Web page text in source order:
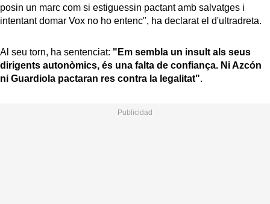
posin un marc com si estiguessin pactant amb salvatges i
intentant domar Vox no ho entenc", ha declarat el d'ultradreta.
Al seu torn, ha sentenciat: "Em sembla un insult als seus
dirigents autonòmics, és una falta de confiança. Ni Azcón
ni Guardiola pactaran res contra la legalitat".